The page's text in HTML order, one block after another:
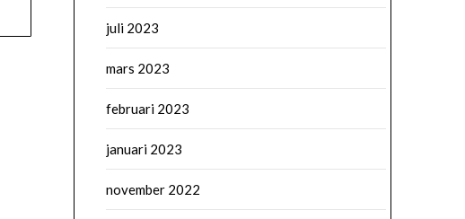
juli 2023
mars 2023
februari 2023
januari 2023
november 2022